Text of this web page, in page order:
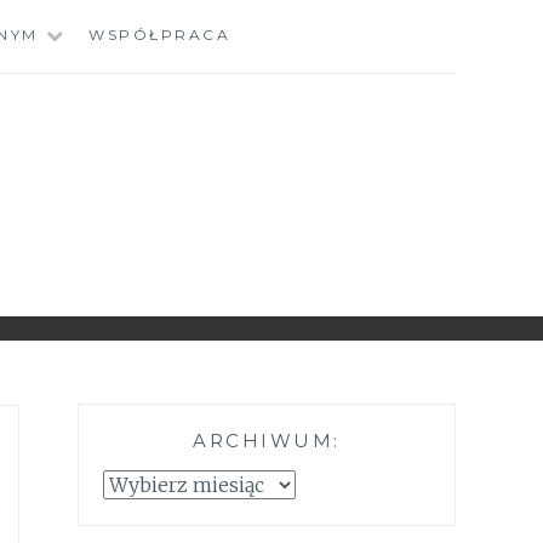
WSPÓŁPRACA
ARCHIWUM:
Archiwum: